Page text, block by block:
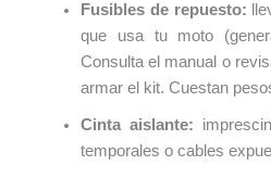
Fusibles de repuesto:
que usa tu moto
Consulta el manual o
armar el kit. Cuestan
Cinta aislante:
temporales o cables